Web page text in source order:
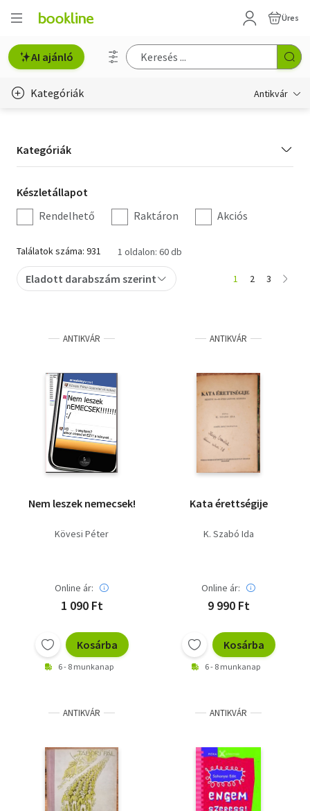
Üres
AI ajánló
Kategóriák Antikvár
Régi képeslap
Életmód, egészség
Erotika
Gyermek- és ifjúsági
Hobbi, szabadidő
Minikönyv
Művészet
Szakkönyv
Történelem
Egyéb
Kategória
szűrés
Kategóriák
Készletállapot
szűrés
Készletállapot
Rendelhető
Raktáron Akciós
Találatok száma: 931 1 oldalon: 60 db
Eladott darabszám szerint 1 2 3
ANTIKVÁR
Nem leszek nemecsek!
Kövesi Péter
Online ár:
1 090 Ft
Kosárba
6 - 8 munkanap
ANTIKVÁR
Kata érettségije
K. Szabó Ida
Online ár:
9 990 Ft
Kosárba
6 - 8 munkanap
ANTIKVÁR ANTIKVÁR